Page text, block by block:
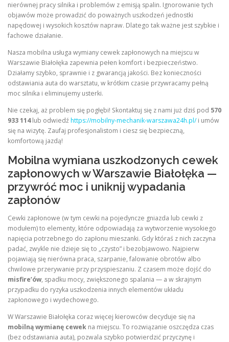
nierównej pracy silnika i problemów z emisją spalin. Ignorowanie tych
objawów może prowadzić do poważnych uszkodzeń jednostki
napędowej i wysokich kosztów napraw. Dlatego tak ważne jest szybkie i
fachowe działanie.
Nasza mobilna usługa wymiany cewek zapłonowych na miejscu w
Warszawie Białołęka zapewnia pełen komfort i bezpieczeństwo.
Działamy szybko, sprawnie i z gwarancją jakości. Bez konieczności
odstawiania auta do warsztatu, w krótkim czasie przywracamy pełną
moc silnika i eliminujemy usterki.
Nie czekaj, aż problem się pogłębi! Skontaktuj się z nami już dziś pod 570
933 114lub odwiedźhttps://mobilny-mechanik-warszawa24h.pl/i umów
się na wizytę. Zaufaj profesjonalistom i ciesz się bezpieczną,
komfortową jazdą!
Mobilna wymiana uszkodzonych cewek
zapłonowych w Warszawie Białołęka —
przywróć moc i uniknij wypadania
zapłonów
Cewki zapłonowe (w tym cewki na pojedyncze gniazda lub cewki z
modułem) to elementy, które odpowiadają za wytworzenie wysokiego
napięcia potrzebnego do zapłonu mieszanki. Gdy któraś z nich zaczyna
padać, zwykle nie dzieje się to „czysto” i bezobjawowo. Najpierw
pojawiają się nierówna praca, szarpanie, falowanie obrotów albo
chwilowe przerywanie przy przyspieszaniu. Z czasem może dojść do
misfire’ów, spadku mocy, zwiększonego spalania — a w skrajnym
przypadku do ryzyka uszkodzenia innych elementów układu
zapłonowego i wydechowego.
W Warszawie Białołęka coraz więcej kierowców decyduje się na
mobilną wymianę cewek na miejscu. To rozwiązanie oszczędza czas
(bez odstawiania auta), pozwala szybko potwierdzić przyczynę i